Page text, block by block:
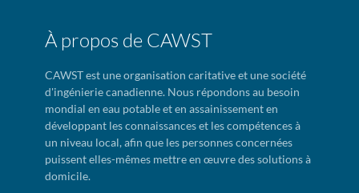
À propos de CAWST
CAWST est une organisation caritative et une société
d'ingénierie canadienne. Nous répondons au besoin
mondial en eau potable et en assainissement en
développant les connaissances et les compétences à
un niveau local, afin que les personnes concernées
puissent elles-mêmes mettre en œuvre des solutions à
domicile.